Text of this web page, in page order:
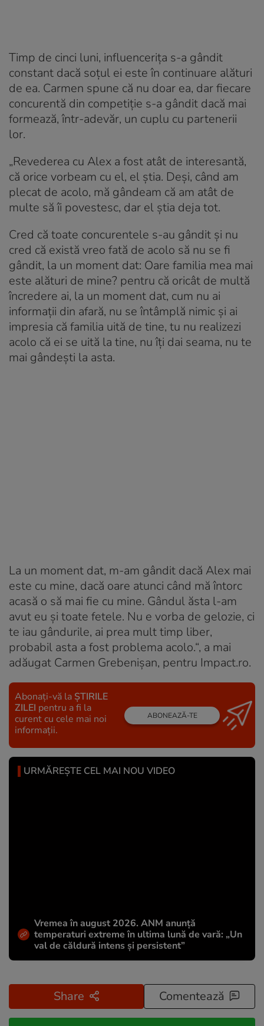
Timp de cinci luni, influencerița s-a gândit
constant dacă soțul ei este în continuare alături
de ea. Carmen spune că nu doar ea, dar fiecare
concurentă din competiție s-a gândit dacă mai
formează, într-adevăr, un cuplu cu partenerii
lor.
„Revederea cu Alex a fost atât de interesantă,
că orice vorbeam cu el, el știa. Deși, când am
plecat de acolo, mă gândeam că am atât de
multe să îi povestesc, dar el știa deja tot.
Cred că toate concurentele s-au gândit și nu
cred că există vreo fată de acolo să nu se fi
gândit, la un moment dat: Oare familia mea mai
este alături de mine? pentru că oricât de multă
încredere ai, la un moment dat, cum nu ai
informații din afară, nu se întâmplă nimic și ai
impresia că familia uită de tine, tu nu realizezi
acolo că ei se uită la tine, nu îți dai seama, nu te
mai gândești la asta.
La un moment dat, m-am gândit dacă Alex mai
este cu mine, dacă oare atunci când mă întorc
acasă o să mai fie cu mine. Gândul ăsta l-am
avut eu și toate fetele. Nu e vorba de gelozie, ci
te iau gândurile, ai prea mult timp liber,
probabil asta a fost problema acolo.“, a mai
adăugat Carmen Grebenișan, pentru Impact.ro.
Abonați-vă la ȘTIRILE
ZILEI pentru a fi la
curent cu cele mai noi
informații.
ABONEAZĂ-TE
URMĂREȘTE CEL MAI NOU VIDEO
Vremea în august 2026. ANM anunță
temperaturi extreme în ultima lună de vară: „Un
val de căldură intens și persistent”
Share Comentează